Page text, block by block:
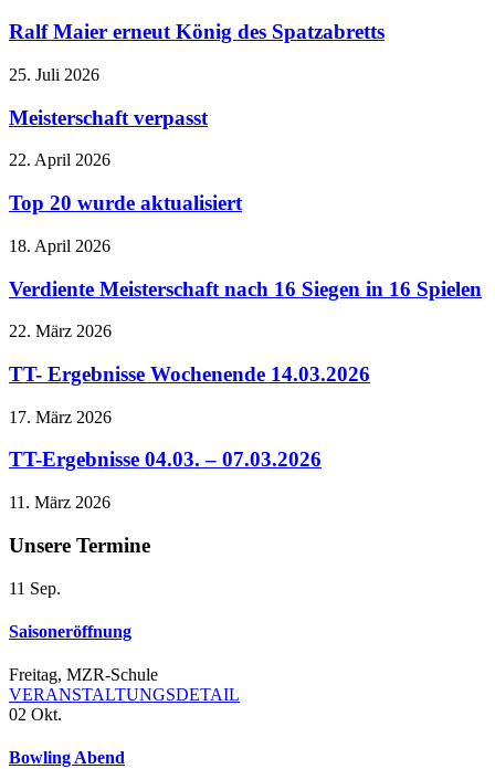
Ralf Maier erneut König des Spatzabretts
25. Juli 2026
Meisterschaft verpasst
22. April 2026
Top 20 wurde aktualisiert
18. April 2026
Verdiente Meisterschaft nach 16 Siegen in 16 Spielen
22. März 2026
TT- Ergebnisse Wochenende 14.03.2026
17. März 2026
TT-Ergebnisse 04.03. – 07.03.2026
11. März 2026
Unsere Termine
11 Sep.
Saisoneröffnung
Freitag, MZR-Schule
VERANSTALTUNGSDETAIL
02 Okt.
Bowling Abend